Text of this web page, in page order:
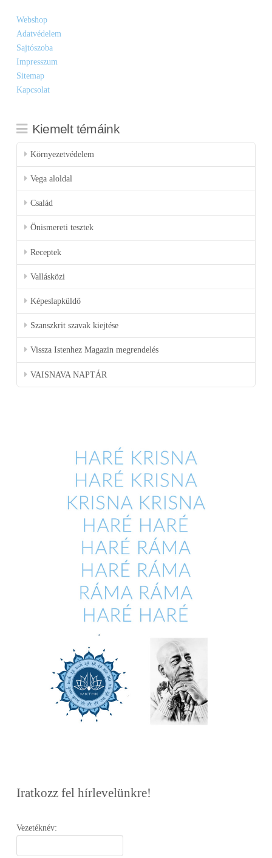
Webshop
Adatvédelem
Sajtószoba
Impresszum
Sitemap
Kapcsolat
Kiemelt témáink
Környezetvédelem
Vega aloldal
Család
Önismereti tesztek
Receptek
Vallásközi
Képeslapküldő
Szanszkrit szavak kiejtése
Vissza Istenhez Magazin megrendelés
VAISNAVA NAPTÁR
Iratkozz fel hírlevelünkre!
Vezetéknév: